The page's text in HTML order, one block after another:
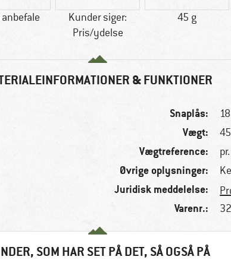
anbefale
Kunder siger:
Pris/ydelse
45 g
& FUNKTIONER
Snaplås:
Vægt:
Vægtreference:
Øvrige oplysninger:
Juridisk meddelelse:
Varenr.:
SOM HAR SET PÅ DET, SÅ OGSÅ PÅ